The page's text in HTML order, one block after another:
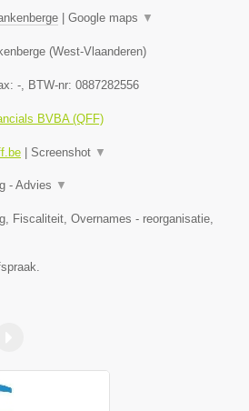
Google maps ▼
(West-Vlaanderen)
-, BTW-nr: 0887282556
BVBA (QFF)
Screenshot ▼
- Advies ▼
Fiscaliteit, Overnames - reorganisatie,